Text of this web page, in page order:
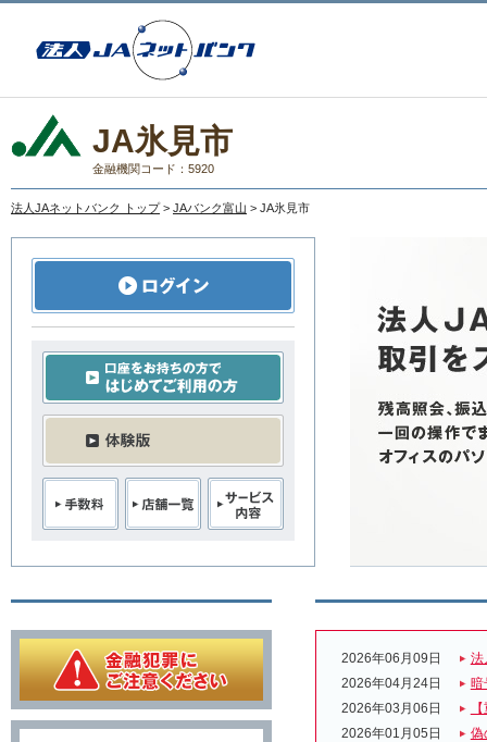
JA氷見市
金融機関コード：5920
法人JAネットバンク トップ > JAバンク富山 > JA氷見市
2026年06月09日
法
2026年04月24日
暗
2026年03月06日
2026年01月05日
偽